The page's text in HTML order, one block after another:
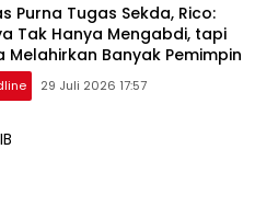
Purna Tugas Sekda, Rico:
Tak Hanya Mengabdi, tapi
Melahirkan Banyak Pemimpin
29 Juli 2026 17:57